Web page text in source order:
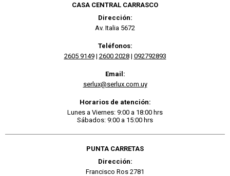
CASA CENTRAL CARRASCO
Dirección:
Av. Italia 5672
Teléfonos:
2605 9149| 2600 2028| 092792893
Email:
serlux@serlux.com.uy
Horarios de atención:
Lunes a Viernes: 9:00 a 18:00 hrs
Sábados: 9:00 a 15:00 hrs
PUNTA CARRETAS
Dirección:
Francisco Ros 2781